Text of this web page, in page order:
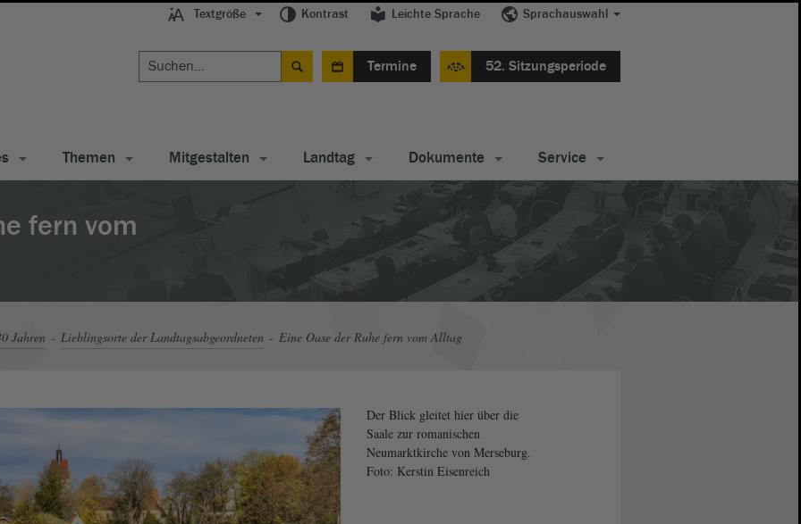
Textgröße Kontrast Leichte Sprache Sprachauswahl
Termine 52. Sitzungsperiode
Themen Mitgestalten Landtag Dokumente Service
fern vom
Jahren Lieblingsorte der Landtagsabgeordneten Eine Oase der Ruhe fern vom Alltag
Der Blick gleitet hier über die
Saale zur romanischen
Neumarktkirche von Merseburg.
Foto: Kerstin Eisenreich